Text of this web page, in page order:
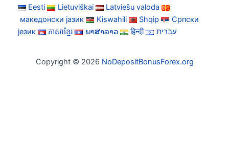
Eesti
Lietuviškai
Latviešu valoda
македонски јазик
Kiswahili Shqip
Српски
језик
ភាសាខ្មែរ ພາສາລາວ हिन्दी עברית
Copyright © 2026 NoDepositBonusForex.org